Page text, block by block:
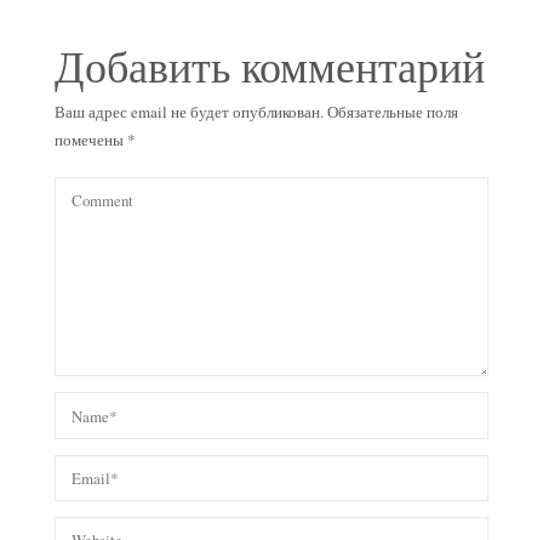
Добавить комментарий
Ваш адрес email не будет опубликован.Обязательные поля
помечены *